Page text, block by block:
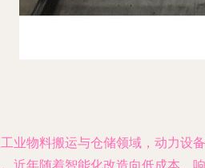
业物料搬运与仓储领域，动力设